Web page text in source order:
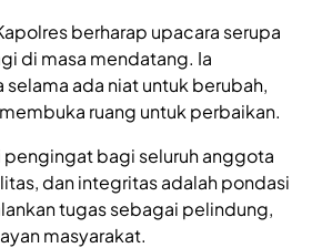
berharap upacara serupa
di masa mendatang. Ia
ada niat untuk berubah,
ruang untuk perbaikan.
pengingat bagi seluruh anggota
dan integritas adalah pondasi
tugas sebagai pelindung,
masyarakat.